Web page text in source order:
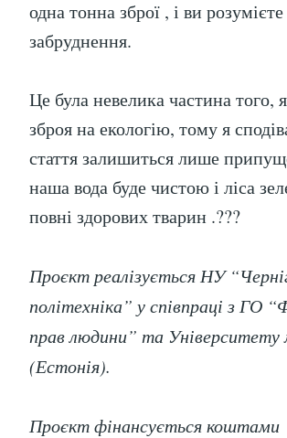
одна тонна зброї , і ви
забруднення.
Це була невелика частина того,
зброя на екологію, тому я
стаття залишиться лише
наша вода буде чистою і ліса
повні здорових тварин .?️??
Проєкт реалізується НУ
політехніка” у співпраці з ГО
прав людини” та
(Естонія).
Проєкт фінансується коштами